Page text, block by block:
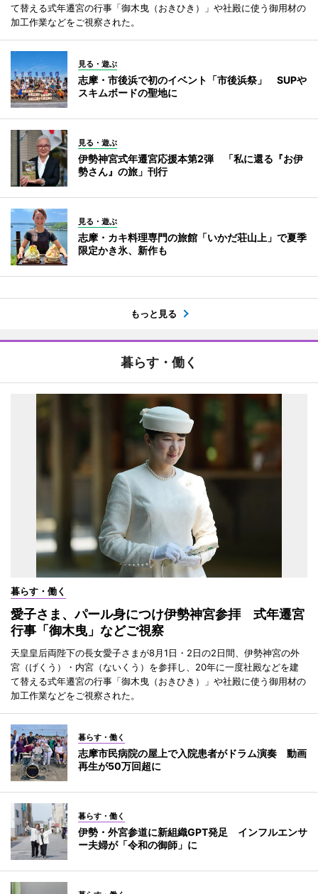
て替える式年遷宮の行事「御木曳（おきひき）」や社殿に使う御用材の
加工作業などをご視察された。
見る・遊ぶ
志摩・市後浜で初のイベント「市後浜祭」 SUPや
スキムボードの聖地に
見る・遊ぶ
伊勢神宮式年遷宮応援本第2弾 「私に還る『お伊
勢さん』の旅」刊行
見る・遊ぶ
志摩・カキ料理専門の旅館「いかだ荘山上」で夏季
限定かき氷、新作も
もっと見る
暮らす・働く
暮らす・働く
愛子さま、パール身につけ伊勢神宮参拝 式年遷宮
行事「御木曳」などご視察
天皇皇后両陛下の長女愛子さまが8月1日・2日の2日間、伊勢神宮の外
宮（げくう）・内宮（ないくう）を参拝し、20年に一度社殿などを建
て替える式年遷宮の行事「御木曳（おきひき）」や社殿に使う御用材の
加工作業などをご視察された。
暮らす・働く
志摩市民病院の屋上で入院患者がドラム演奏 動画
再生が50万回超に
暮らす・働く
伊勢・外宮参道に新組織GPT発足 インフルエンサ
ー夫婦が「令和の御師」に